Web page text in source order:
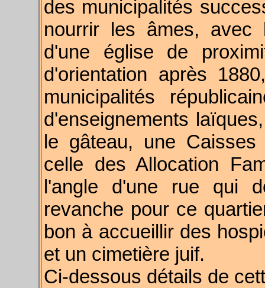
des municipalités
nourrir les âmes, avec
d'une église de
d'orientation après
municipalités
d'enseignements
le gâteau, une
celle des Allocation
l'angle d'une rue qui
revanche pour ce
bon à accueillir des
et un cimetière juif.
Ci-dessous détails de